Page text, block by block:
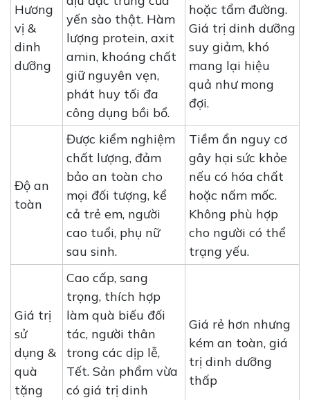
Hương
vị &
dinh
dưỡng
yến sào thật. Hàm
lượng protein, axit
amin, khoáng chất
giữ nguyên vẹn,
phát huy tối đa
công dụng bồi bổ.
hoặc tẩm đường.
Giá trị dinh dưỡng
suy giảm, khó
mang lại hiệu
quả như mong
đợi.
Độ an
toàn
Được kiểm nghiệm
chất lượng, đảm
bảo an toàn cho
mọi đối tượng, kể
cả trẻ em, người
cao tuổi, phụ nữ
sau sinh.
Tiềm ẩn nguy cơ
gây hại sức khỏe
nếu có hóa chất
hoặc nấm mốc.
Không phù hợp
cho người có thể
trạng yếu.
Giá trị
sử
dụng &
quà
tặng
Cao cấp, sang
trọng, thích hợp
làm quà biếu đối
tác, người thân
trong các dịp lễ,
Tết. Sản phẩm vừa
có giá trị dinh
Giá rẻ hơn nhưng
kém an toàn, giá
trị dinh dưỡng
thấp